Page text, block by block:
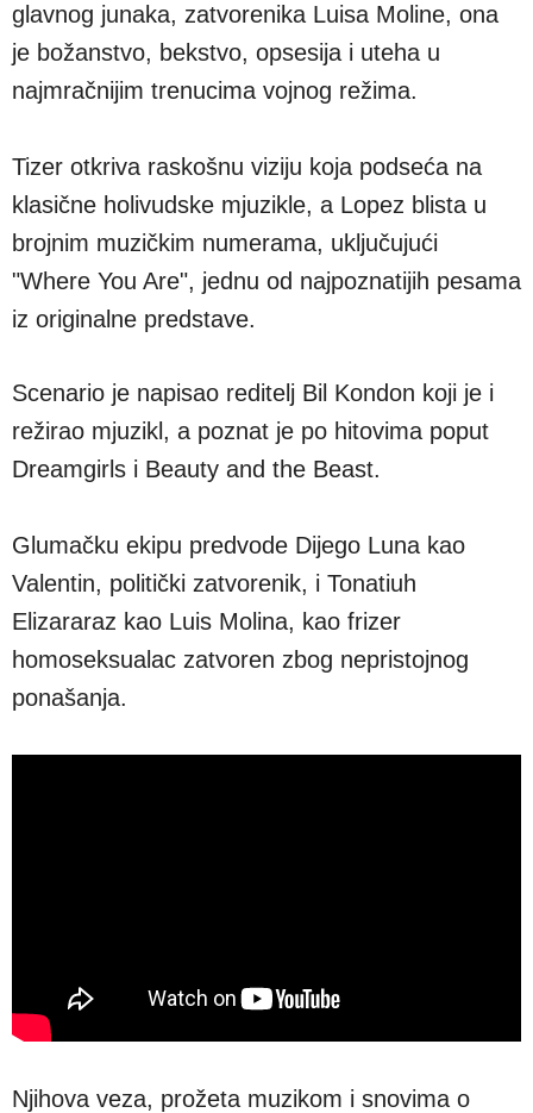
glavnog junaka, zatvorenika Luisa Moline, ona
je božanstvo, bekstvo, opsesija i uteha u
najmračnijim trenucima vojnog režima.
Tizer otkriva raskošnu viziju koja podseća na
klasične holivudske mjuzikle, a Lopez blista u
brojnim muzičkim numerama, uključujući
"Where You Are", jednu od najpoznatijih pesama
iz originalne predstave.
Scenario je napisao reditelj Bil Kondon koji je i
režirao mjuzikl, a poznat je po hitovima poput
Dreamgirls ​​i Beauty and the Beast.
Glumačku ekipu predvode Dijego Luna kao
Valentin, politički zatvorenik, i Tonatiuh
Elizararaz kao Luis Molina, kao frizer
homoseksualac zatvoren zbog nepristojnog
ponašanja.
Njihova veza, prožeta muzikom i snovima o